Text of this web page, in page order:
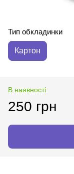
Тип обкладинки
Картон
В наявності
250 грн